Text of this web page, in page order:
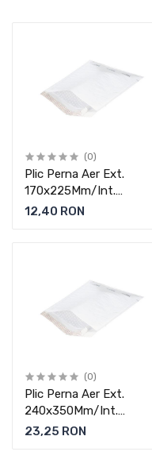
(0)
Plic Perna Aer Ext.
170x225Mm/Int.
150x215Mm Alb Set GPV
12,40 RON
(0)
Plic Perna Aer Ext.
240x350Mm/Int.
220x340Mm Alb Set
23,25 RON